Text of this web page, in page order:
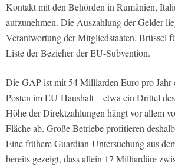
Kontakt mit den Behörden in Rumänien,
aufzunehmen. Die Auszahlung der Gelder
Verantwortung der Mitgliedstaaten, Brüssel
Liste der Bezieher der EU-Subvention.
Die GAP ist mit 54 Milliarden Euro pro Jahr
Posten im EU-Haushalt – etwa ein Drittel
Höhe der Direktzahlungen hängt vor allem
Fläche ab. Große Betriebe profitieren
Eine frühere Guardian-Untersuchung aus
bereits gezeigt, dass allein 17 Milliardäre